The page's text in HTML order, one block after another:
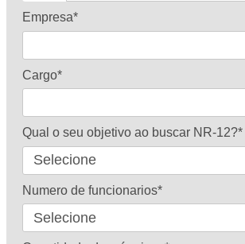
Empresa*
Cargo*
Qual o seu objetivo ao buscar NR-12?*
Numero de funcionarios*